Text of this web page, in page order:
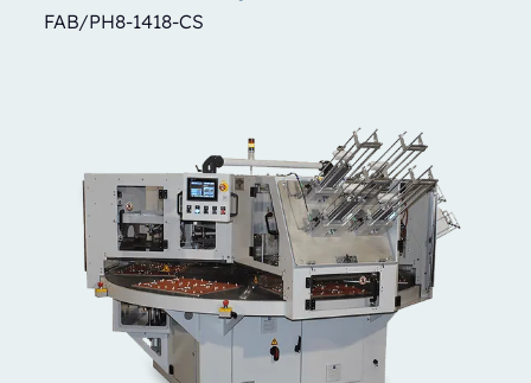
FAB/PH8-1418-CS